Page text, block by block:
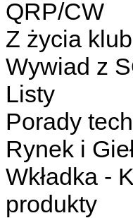
QRP/CW
Z życia
Wywiad z
Listy
Porady
Rynek i
Wkładka -
produkty